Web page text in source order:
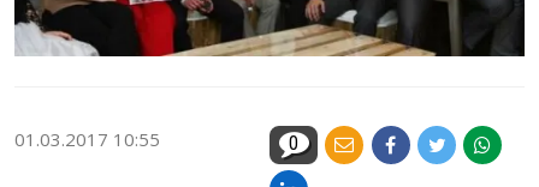
01.03.2017 10:55 0